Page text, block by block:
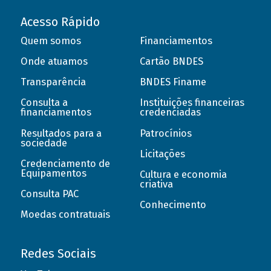
Acesso Rápido
Quem somos
Onde atuamos
Transparência
Consulta a
financiamentos
Resultados para a
sociedade
Credenciamento de
Equipamentos
Consulta PAC
Moedas contratuais
Financiamentos
Cartão BNDES
BNDES Finame
Instituições financeiras
credenciadas
Patrocínios
Licitações
Cultura e economia
criativa
Conhecimento
Redes Sociais